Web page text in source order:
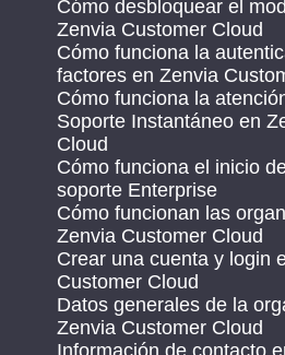
Cómo desbloquear el
Zenvia Customer Cloud
Cómo funciona la
factores en Zenvia
Cómo funciona la
Soporte Instantáneo en
Cloud
Cómo funciona el inicio
soporte Enterprise
Cómo funcionan las
Zenvia Customer Cloud
Crear una cuenta y login
Customer Cloud
Datos generales de la
Zenvia Customer Cloud
Información de contacto